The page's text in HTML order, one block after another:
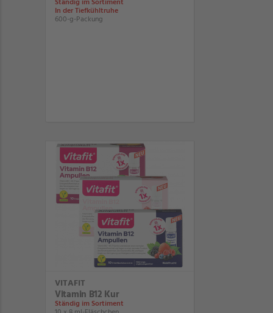
Ständig im Sortiment
In der Tiefkühltruhe
600-g-Packung
VITAFIT
Vitamin B12 Kur
Ständig im Sortiment